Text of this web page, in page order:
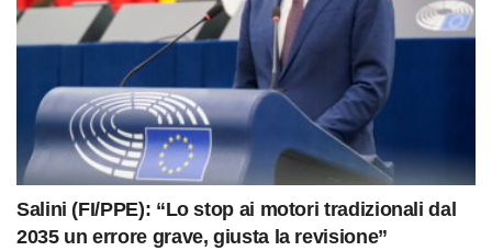
Salini (FI/PPE): “Lo stop ai motori tradizionali dal
2035 un errore grave, giusta la revisione”